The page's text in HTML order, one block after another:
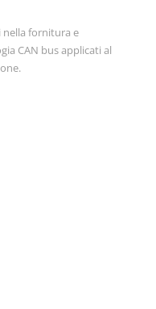
nella fornitura e
CAN bus applicati al